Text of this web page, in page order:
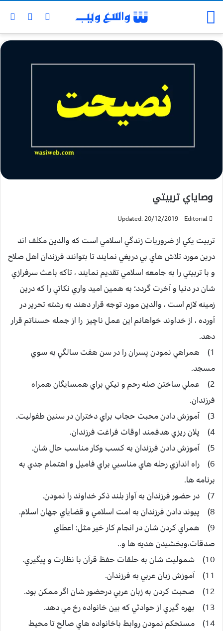
وصاياي تربيتي
Editorial
Updated: 20/12/2019
تربيت يكي از ضروريات زندگي اسلامي است كه والدين مكلف اند
درين مورد تلاش هاي بي دريغي نمايند تا بتوانند فرزندان اهل صلاح
و با تربيتي را به جامعه اسلامي تقديم نمايند ، تاكه باعث سرفرازي
شان در دنيا و آخرت گردد؛ به همين اميد واري نكاتي را كه درين
زمينه لازم است ، والدين مورد توجه قرار دهند به رشته تحرير در
آورده ، از خداوند خواهانم اين عمل ناچيز را از جمله حسناتم قرار
دهد.
1) همراهي نمودن پسران را در سن هفت سالگي به سوي
مسجد.
2) عملي ساختن صله رحم و نيكي براي همسايگان همراه
فرزندان.
3) آموزش دادن محبت حجاب براي دختران در سنين طفوليت.
4) پلان ريزي هدفمند اوقات فراغت فرزندان.
5) آموزش دادن فرزندان به كسب وكار مناسب حال شان.
6) راه اندازي رحله هاي مناسبي براي فاميل و اهتمام جدي به
برنامه ها.
7) در حضور فرزندان به آواز بلند ذكر خداوند را نمودن.
8) پيوند دادن فرزندان به امت اسلامي و قضاياي جهان اسلام.
9) همراي كردن شان در انجام كار خير مثل: اعطاي
صدقات،‌وبخشيدن هديه ها و..
10) شموليت شان به حلقات حفظ قرآن با نظارت و پيگيري.
11) آموزش زبان عربي به فرزندان.
12) صحبت كردن به زبان عربي درحضور شان اگر ممكن بود.
13) بهره گيري از حوادثي كه بين خانواده رخ مي دهد.
14) مستحكم نمودن روابط باخانواده هاي صالح تا محيط